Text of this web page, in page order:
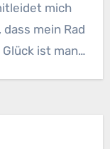
mich
mein Rad
ist man…